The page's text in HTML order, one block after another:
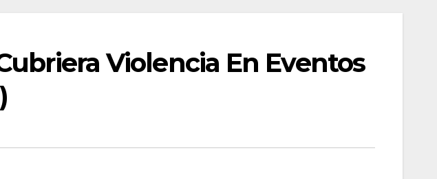
Violencia En Eventos